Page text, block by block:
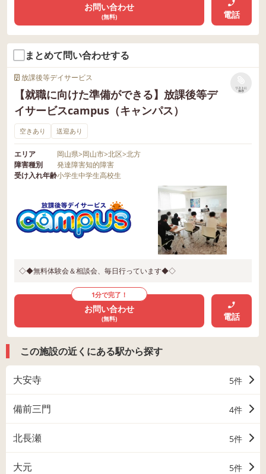
お問い合わせ
(無料) 電話
まとめて問い合わせする
放課後等デイサービス
【就職に向けた準備ができる】放課後等デ
イサービスcampus（キャンパス）
リストに
保存
空きあり 送迎あり
エリア 岡山県>岡山市>北区>北方
障害種別
発達障害知的障害
受け入れ年齢小学生中学生高校生
◇◆無料体験会＆相談会、毎日行っています◆◇
1分で完了！
お問い合わせ
(無料) 電話
この施設の近くにある駅から探す
大安寺 5件
備前三門 4件
北長瀬 5件
大元 5件